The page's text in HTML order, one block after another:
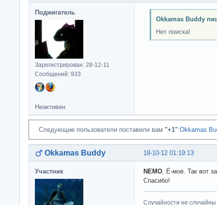
Поджигатель
Зарегистрирован: 28-12-11
Сообщений: 933
Okkamas Buddy
Нет поиска!
Неактивен
Следующие пользователи поставили вам "+1":Okkamas
18-10-12 01:19:13
Okkamas Buddy
Участник NEMO, Ё-моё. Так вот
Спасибо!
Случайности не случайны.